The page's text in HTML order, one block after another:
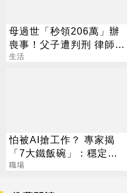
母過世「秒領206萬」辦
喪事！父子遭判刑 律師：
搶錢先下手是罪
生活
怕被AI搶工作？ 專家揭
「7大鐵飯碗」：穩定又
高薪
職場